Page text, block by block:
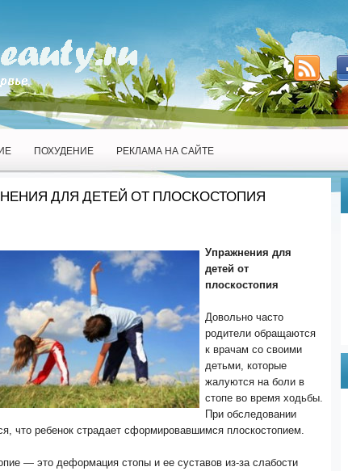
ПОХУДЕНИЕ РЕКЛАМА НА САЙТЕ
ДЛЯ ДЕТЕЙ ОТ ПЛОСКОСТОПИЯ
Упражнения для
детей от
плоскостопия
Довольно часто
родители обращаются
к врачам со своими
детьми, которые
жалуются на боли в
стопе во время ходьбы.
При обследовании
что ребенок страдает сформировавшимся плоскостопием.
— это деформация стопы и ее суставов из-за слабости